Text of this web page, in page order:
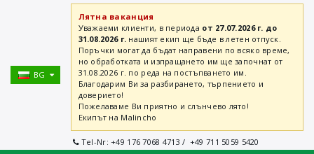
BG
Лятна ваканция
Уважаеми клиенти, в периода от 27.07.2026 г. до
31.08.2026 г. нашият екип ще бъде в летен отпуск.
Поръчки могат да бъдат направени по всяко време,
но обработката и изпращането им ще започнат от
31.08.2026 г. по реда на постъпването им.
Благодарим Ви за разбирането, търпението и
доверието!
Пожелаваме Ви приятно и слънчево лято!
Екипът на Malincho
Tel-Nr:+49 176 7068 4713 / +49 711 5059 5420